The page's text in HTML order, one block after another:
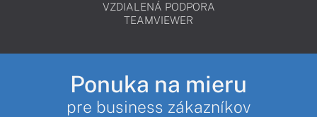
VZDIALENÁ PODPORA
TEAMVIEWER
Ponuka na mieru
pre business zákazníkov